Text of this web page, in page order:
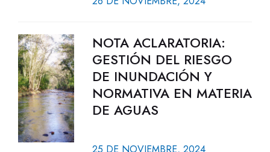
NOTA ACLARATORIA:
GESTIÓN DEL RIESGO
DE INUNDACIÓN Y
NORMATIVA EN MATERIA
DE AGUAS